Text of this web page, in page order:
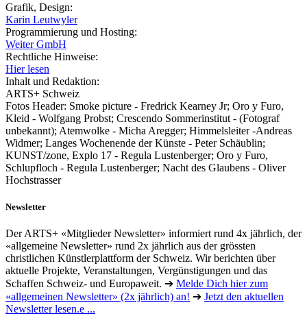
Grafik, Design:
Karin Leutwyler
Programmierung und Hosting:
Weiter GmbH
Rechtliche Hinweise:
Hier lesen
Inhalt und Redaktion:
ARTS+ Schweiz
Fotos Header: Smoke picture - Fredrick Kearney Jr; Oro y Furo,
Kleid - Wolfgang Probst; Crescendo Sommerinstitut - (Fotograf
unbekannt); Atemwolke - Micha Aregger; Himmelsleiter -Andreas
Widmer; Langes Wochenende der Künste - Peter Schäublin;
KUNST/zone, Explo 17 - Regula Lustenberger; Oro y Furo,
Schlupfloch - Regula Lustenberger; Nacht des Glaubens - Oliver
Hochstrasser
Newsletter
Der ARTS+ «Mitglieder Newsletter» informiert rund 4x jährlich, der
«allgemeine Newsletter» rund 2x jährlich aus der grössten
christlichen Künstlerplattform der Schweiz. Wir berichten über
aktuelle Projekte, Veranstaltungen, Vergünstigungen und das
Schaffen Schweiz- und Europaweit. ➔ Melde Dich hier zum
«allgemeinen Newsletter» (2x jährlich) an! ➔ Jetzt den aktuellen
Newsletter lesen.e ...